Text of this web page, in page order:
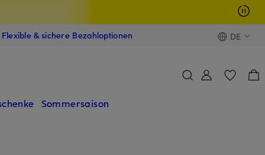
Flexible & sichere Bezahloptionen DE
Sommersaison